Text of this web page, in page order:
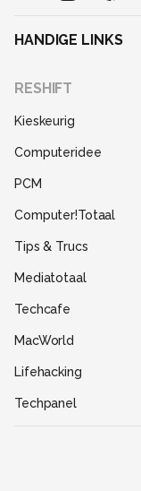
HANDIGE LINKS
RESHIFT
Kieskeurig
Computeridee
PCM
Computer!Totaal
Tips & Trucs
Mediatotaal
Techcafe
MacWorld
Lifehacking
Techpanel